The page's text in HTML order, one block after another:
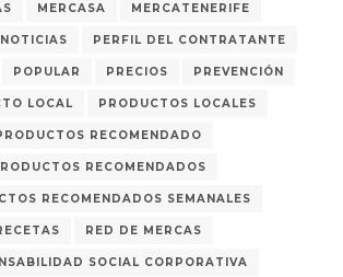
MERCASA MERCATENERIFE
NOTICIAS PERFIL DEL CONTRATANTE
POPULAR PRECIOS PREVENCIÓN
LOCAL PRODUCTOS LOCALES
RECOMENDADO
RECOMENDADOS
RECOMENDADOS SEMANALES
RED DE MERCAS
SOCIAL CORPORATIVA